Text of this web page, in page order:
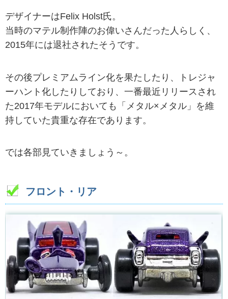
デザイナーはFelix Holst氏。
当時のマテル制作陣のお偉いさんだった人らしく、
2015年には退社されたそうです。
その後プレミアムライン化を果たしたり、トレジャ
ーハント化したりしており、一番最近リリースされ
た2017年モデルにおいても「メタル×メタル」を維
持していた貴重な存在であります。
では各部見ていきましょう～。
フロント・リア